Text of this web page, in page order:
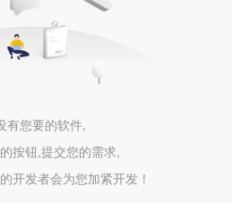
有您要的软件,
按钮,提交您的需求,
开发者会为您加紧开发！